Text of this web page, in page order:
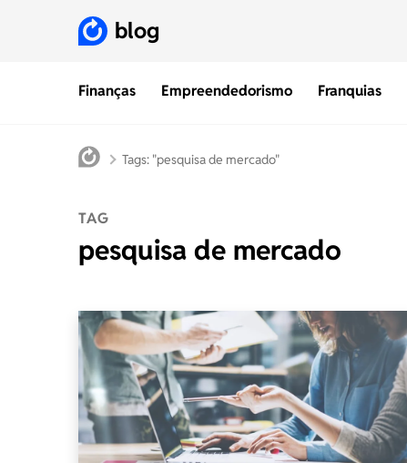
Finanças Empreendedorismo Franquias
blog
Tags: "pesquisa de mercado"
TAG
pesquisa de mercado